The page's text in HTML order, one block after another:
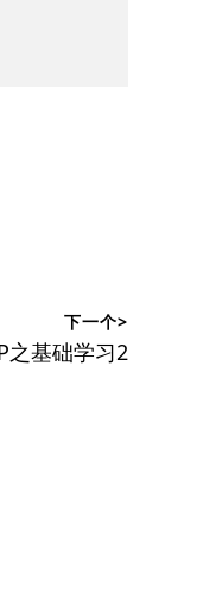
下一个>
之基础学习2